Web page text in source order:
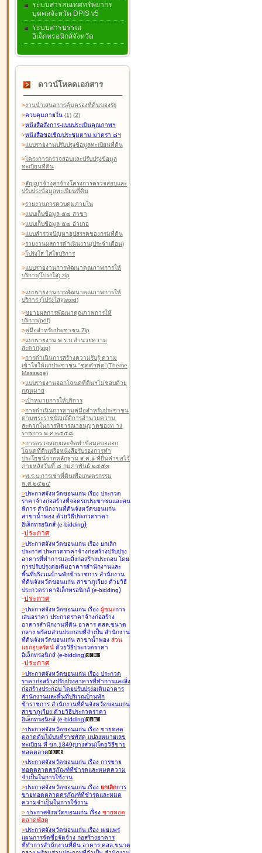
ระบบสารสนเทศทรัพยากร
บุคคลจังหวัด DPIS v5
ระบบสารบรรณ
อิเล็กทรอนิกส์จังหวัด
ดาวน์โหลดเอกสาร
>งานนำเสนอการคุ้มครองที่ดินของรัฐ
>ควบคุมภายใน (1) (2)
>หนังสือสังการ-แบบประเมินคุณภาพฯ
>หนังสือขอเชิญประชุมตาม มาตรา ๘ฯ
>แบบรายงานปรับปรุงข้อมูลทะเบียนที่ดิน
>โครงการตรวจสอบและปรับปรุงข้อมูล
ทะเบียนที่ดิน
>สัญญาจ้างลูกจ้างโครงการตรวจสอบและ
ปรับปรุงข้อมูลทะเบียนที่ดิน
>รายงานการควบคุมภายใน
>แบบเก็บข้อมูล ๕๗ สาขา
>แบบเก็บข้อมูล ๕๗ อำเภอ
>แบบสำรวจปัญหาอุปสรรคของกรมที่ดิน
>รายงานผลการดำเนินงาน(ประจำเดือน)
>โปร่งใส ใส่ใจบริการ
>แบบรายงานการพัฒนาคุณภาพการให้
บริการ(โปร่งใส).zip
>แบบรายงานการพัฒนาคุณภาพการให้
บริการ (โปร่งใส)(word)
>ขยายผลการพัฒนาคุณภาพการให้
บริการ(pdf)
>คู่มือสำหรับประชาชน Zip
>แบบรายงาน พ.ร.บ.อำนวยความ
สะดวก(zip)
>การดำเนินการสร้างความรับรู้ ความ
เข้าใจให้แก่ประชาชน "ชุดคำพูด"(Theme
Massage)
>แบบรายงานออกโฉนดที่ดินฯไม่ชอบด้วย
กฎหมาย
>เป้าหมายการให้บริการ
>การดำเนินการตามคู่มือสำหรับประชาชน
ตามพระราชบัญญัติการอำนวยความ
สะดวกในการพิจารณาอนุญาตของท าง
ราชการ พ.ศ.๒๕๕๘
>การตรวจสอบและจัดทำข้อมูลขอออก
โฉนดที่ดินหรือหนังสือรับรองการทำ
ประโยชน์จากหลักฐาน ส.ค.๑ ที่ยื่นคำขอไว้
ภายหลังวันที่ ๘ กุมภาพันธ์ ๒๕๕๓
>พ.ร.บ.การเช่าที่ดินเพื่อเกษตรกรรม
พ.ศ.๒๕๒๔
>ประกาศจังหวัดขอนแก่น เรื่อง ประกวด
ราคาจ้างก่อสร้างที่จอดรถประชาชนและคน
พิการ สำนักงานที่ดินจังหวัดขอนแก่น
สาขาน้ำพอง ด้วยวิธีประกวดราคา
อิเล็กทรอนิกส์ (e-bidding)
-ประกาศ
>ประกาศจังหวัดขอนแก่น เรื่อง ยกเลิก
ประกาศ ประกวดราคาจ้างก่อสร้างปรับปรุง
อาคารที่ทำการและสิ่งก่อสร้างประกอบ โดย
การปรับปรุงต่อเติมอาคารสำนักงานและ
พื้นที่บริเวณบ้านพักข้าราชการ สำนักงาน
ที่ดินจังหวัดขอนแก่น สาขาภูเวียง ด้วยวิธี
ประกวดราคาอิเล็กทรอนิกส์ (e-bidding)
-ประกาศ
>ประกาศจังหวัดขอนแก่น เรื่อง ผู้ชนะการ
เสนอราคา ประกวดราคาจ้างก่อสร้าง
อาคารสำนักงานที่ดิน อาคาร คสล.ขนาด
กลาง พร้อมส่วนประกอบที่จำเป็น สำนักงาน
ที่ดินจังหวัดขอนแก่น สาขาน้ำพอง ส่วน
แยกอุบลรัตน์ ด้วยวิธีประกวดราคา
อิเล็กทรอนิกส์ (e-bidding)
-ประกาศ
>ประกาศจังหวัดขอนแก่น เรื่อง ประกวด
ราคาก่อสร้างปรับปรุงอาคารที่ทำการและสิ่ง
ก่อสร้างประกอบ โดยปรับปรุง่อเติมอาคาร
สำนักงานและพื้นที่บริเวณบ้านพัก
ข้าราชการ สำนักงานที่ดินจังหวัดขอนแก่น
สาขาภูเวียง ด้วยวิธีประกวดราคา
อิเล็กทรอนิกส์ (e-bidding)
>ประกาศจังหวัดขอนแก่น เรื่อง ขายทอด
ตลาดต้นไม้บนที่ราชพัสดุ แปลงหมายเลข
ทะเบียน ที่ ขก.1849(บางส่วน)โดยวิธีขาย
ทอดตลาด
>ประกาศจังหวัดขอนแก่น เรื่อง การขาย
ทอดตลาดครุภัณฑ์ที่ชำรุดและหมดความ
จำเป็นในการใช้งาน
>ประกาศจังหวัดขอนแก่น เรื่อง ยกเลิกการ
ขายทอดตลาดครุภัณฑ์ที่ชำรุดและหมด
ความจำเป็นในการใช้งาน
> ประกาศจังหวัดขอนแก่น เรื่อง ขายทอด
ตลาดพัสดุ
>ประกาศจังหวัดขอนแก่น เรื่อง เผยแพร่
แผนการจัดซื้อจัดจ้าง ก่อสร้างอาคาร
ที่ทำการสำนักงานที่ดิน อาคาร คสล.ขนาด